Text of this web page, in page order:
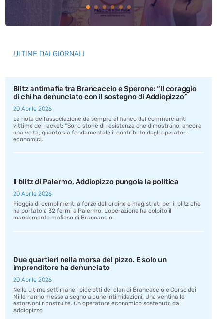
ULTIME DAI GIORNALI
Blitz antimafia tra Brancaccio e Sperone: “Il coraggio
di chi ha denunciato con il sostegno di Addiopizzo”
20 Aprile 2026
La nota dell’associazione da sempre al fianco dei commercianti
vittime del racket: “Sono storie di resistenza che dimostrano, ancora
una volta, quanto sia fondamentale il contributo degli operatori
economici.
Il blitz di Palermo, Addiopizzo pungola la politica
20 Aprile 2026
Pioggia di complimenti a forze dell’ordine e magistrati per il blitz che
ha portato a 32 fermi a Palermo. L’operazione ha colpito il
mandamento mafioso di Brancaccio.
Due quartieri nella morsa del pizzo. E solo un
imprenditore ha denunciato
20 Aprile 2026
Nelle ultime settimane i picciotti dei clan di Brancaccio e Corso dei
Mille hanno messo a segno alcune intimidazioni. Una ventina le
estorsioni ricostruite. Un operatore economico sostenuto da
Addiopizzo